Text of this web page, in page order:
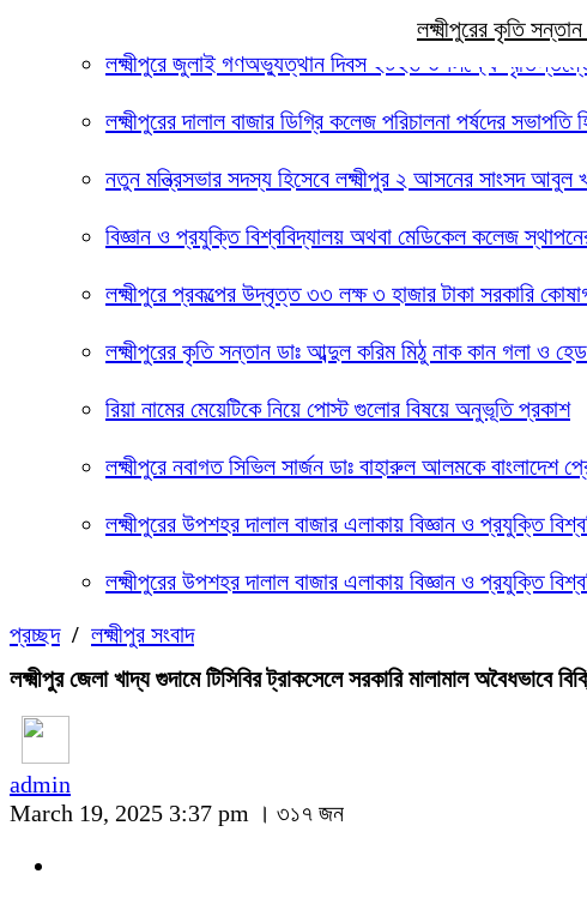
লক্ষ্মীপুরের কৃতি
লক্ষ্মীপুরে জুলাই গণঅভ্যুত্থান দিবস ২০২৬ উপলক্ষ্যে
লক্ষ্মীপুরের দালাল বাজার ডিগ্রি কলেজ পরিচালনা পর্ষদের
নতুন মন্ত্রিসভার সদস্য হিসেবে লক্ষ্মীপুর ২ আসনের সাংসদ আবুল
বিজ্ঞান ও প্রযুক্তি বিশ্ববিদ্যালয় অথবা মেডিকেল কলেজ
লক্ষ্মীপুরে প্রকল্পের উদ্বৃত্ত ৩৩ লক্ষ ৩ হাজার টাকা সরকারি
লক্ষ্মীপুরের কৃতি সন্তান ডাঃ আব্দুল করিম মিঠু নাক কান গলা ও
রিয়া নামের মেয়েটিকে নিয়ে পোস্ট গুলোর বিষয়ে অনুভূতি প্রকাশ
লক্ষ্মীপুরে নবাগত সিভিল সার্জন ডাঃ বাহারুল আলমকে বাংলাদেশ
লক্ষ্মীপুরের উপশহর দালাল বাজার এলাকায় বিজ্ঞান ও প্রযুক্তি
লক্ষ্মীপুরের উপশহর দালাল বাজার এলাকায় বিজ্ঞান ও প্রযুক্তি
প্রচ্ছদ/ লক্ষ্মীপুর সংবাদ
লক্ষ্মীপুর জেলা খাদ্য গুদামে টিসিবির ট্রাকসেলে সরকারি মালামাল
admin
March 19, 2025 3:37 pm । ৩১৭ জন